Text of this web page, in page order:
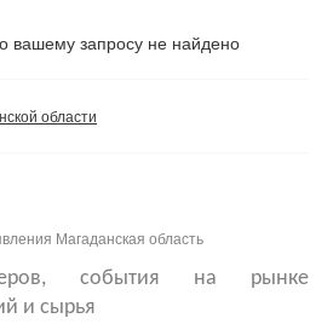
Сбросить фильтр
вашему запросу не найдено
области
Магаданская область
события на рынке
и сырья